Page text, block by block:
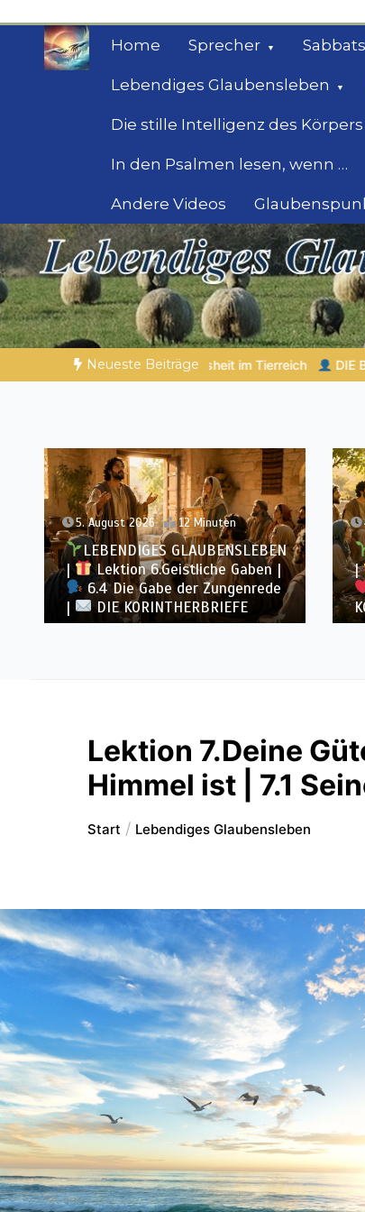
springen
Home Sprecher
Lebendiges Glaubensleben
Die stille Intelligenz des Körpers
In den Psalmen lesen, wenn …
Andere Videos
Geheimnisse der
Biblische Einsichten für Menschen auf
Neueste Beiträge
DIE BIBLISCHE PERSON DES TAGES | 05.08.2026 |
4. August 2026 11 Minuten
LEBENDIGES GLAUBENSLEBEN
|
Lektion 6.Geistliche Gaben |
6.3 Der bessere Weg |
DIE
KORINTHERBRIEFE
|
Lektion 7.Deine
Himmel ist | 7.1
Start Lebendiges Glaubensleben